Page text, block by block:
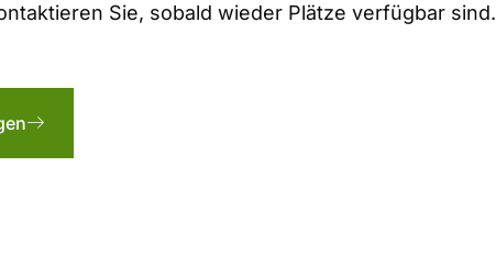
Sie, sobald wieder Plätze verfügbar sind.